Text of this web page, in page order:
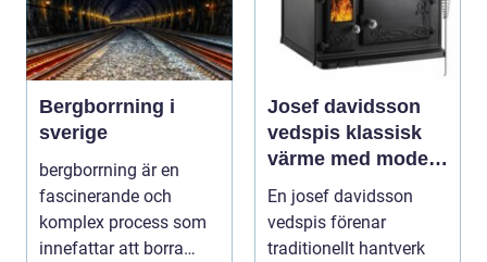
Bergborrning i
sverige
bergborrning är en
fascinerande och
komplex process som
innefattar att borra
Josef davidsson
vedspis klassisk
värme med modern
funktion
En josef davidsson
vedspis förenar
traditionellt hantverk